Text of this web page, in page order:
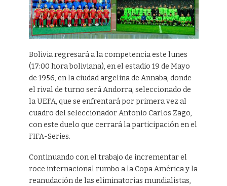
Bolivia regresará a la competencia este lunes
(17:00 hora boliviana), en el estadio 19 de Mayo
de 1956, en la ciudad argelina de Annaba, donde
el rival de turno será Andorra, seleccionado de
la UEFA, que se enfrentará por primera vez al
cuadro del seleccionador Antonio Carlos Zago,
con este duelo que cerrará la participación en el
FIFA-Series.
Continuando con el trabajo de incrementar el
roce internacional rumbo a la Copa América y la
reanudación de las eliminatorias mundialistas,